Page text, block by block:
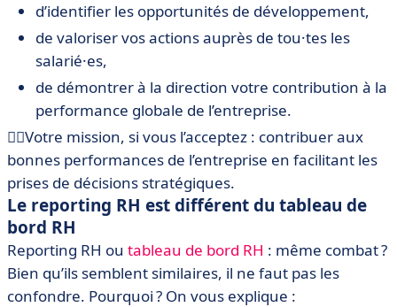
d’identifier les opportunités de développement,
de valoriser vos actions auprès de tou·tes les
salarié·es,
de démontrer à la direction votre contribution à la
performance globale de l’entreprise.
🦸‍♀️Votre mission, si vous l’acceptez : contribuer aux
bonnes performances de l’entreprise en facilitant les
prises de décisions stratégiques.
Le reporting RH est différent du tableau de
bord RH
Reporting RH ou tableau de bord RH : même combat ?
Bien qu’ils semblent similaires, il ne faut pas les
confondre. Pourquoi ? On vous explique :